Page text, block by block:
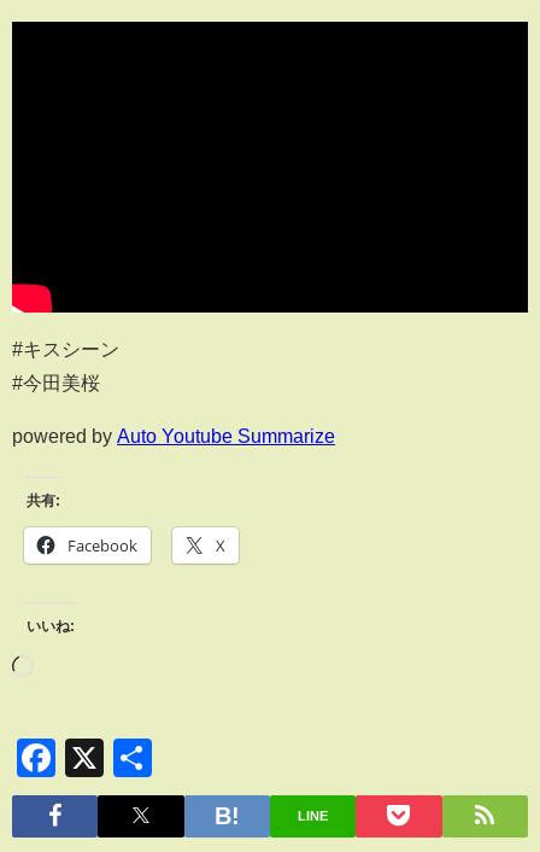
#キスシーン
#今田美桜
powered by Auto Youtube Summarize
共有:
Facebook X
いいね:
Facebook
X
有
LINE